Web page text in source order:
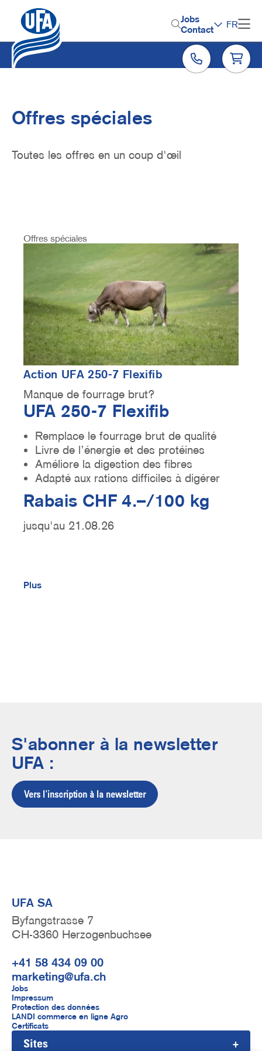
contenu
principal
H
e
a
d
Jobs
Contact
FR
Offres spéciales
Toutes les offres en un coup d'œil
Offres spéciales
Action UFA 250-7 Flexifib
Manque de fourrage brut?
UFA 250-7 Flexifib
Remplace le fourrage brut de qualité
Livre de l’énergie et des protéines
Améliore la digestion des fibres
Adapté aux rations difficiles à digérer
Rabais CHF 4.–/100 kg
jusqu'au 21.08.26
Plus
S'abonner à la newsletter
UFA :
Vers l'inscription à la newsletter
UFA SA
Byfangstrasse 7
CH-3360 Herzogenbuchsee
+41 58 434 09 00
marketing@ufa.ch
F
u
ß
Jobs
Impressum
Protection des données
LANDI commerce en ligne Agro
Certificats
Sites